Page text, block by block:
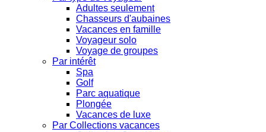
Adultes seulement
Chasseurs d'aubaines
Vacances en famille
Voyageur solo
Voyage de groupes
Par intérêt
Spa
Golf
Parc aquatique
Plongée
Vacances de luxe
Par Collections vacances